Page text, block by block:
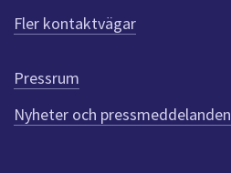
r
d
n
n
a
Fler kontaktvägar
Pressrum
Nyheter och pressmeddelanden